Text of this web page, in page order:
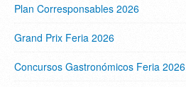
Plan Corresponsables 2026
Grand Prix Feria 2026
Concursos Gastronómicos Feria 2026